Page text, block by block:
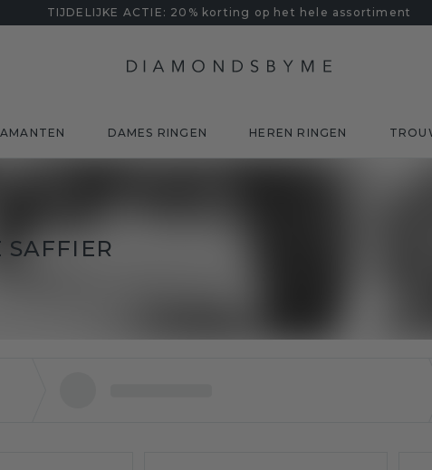
TIJDELIJKE ACTIE: 20% korting op het hele assortiment
DAMES RINGEN HEREN RINGEN